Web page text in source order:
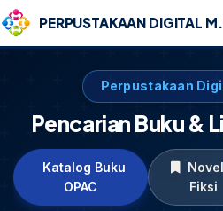
PERPUSTAKAAN DIGITAL
Perpustakaan
Pencarian Buku &
Katalog Buku
OPAC
Fiksi